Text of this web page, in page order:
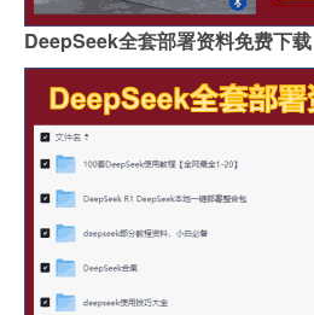
DeepSeek全套部署资料免费下载